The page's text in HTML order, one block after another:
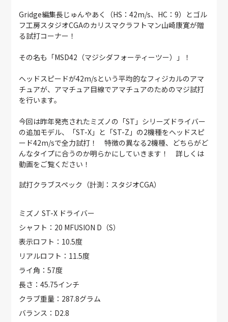
Gridge編集長じゅんやあく（HS：42m/s、HC：9）とゴル
フ工房スタジオCGAのカリスマクラフトマン山崎康寛が贈
る試打コーナー！
その名も「MSD42（マジシダフォーティーツー）」！
ヘッドスピードが42m/sという平均的なフィジカルのアマ
チュアが、アマチュア目線でアマチュアのためのマジ試打
を行います。
今回は昨年発売されたミズノの「ST」シリーズドライバー
の追加モデル、「ST-X」と「ST-Z」の2機種をヘッドスピ
ード42m/sで全力試打！ 特徴の異なる2機種、どちらがど
んなタイプに合うのか明らかにしていきます！ 詳しくは
動画をご覧ください！
試打クラブスペック（計測：スタジオCGA）
ミズノ ST-X ドライバー
シャフト：20 MFUSION D（S）
表示ロフト：10.5度
リアルロフト：11.5度
ライ角：57度
長さ：45.75インチ
クラブ重量：287.8グラム
バランス：D2.8